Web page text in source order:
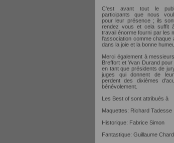
C'est avant tout le
participants que nous
pour leur présence ; ils
rendez vous et cela suffit
travail énorme fourni par les
l'association comme chaque
dans la joie et la bonne
Merci également à
Breffort et Yvan Durand
en tant que présidents de
juges qui donnent de
perdent des dixièmes
bénévolement.
Les Best of sont attribués à
Maquettes: Richard Tadesse
Historique: Fabrice Simon
Fantastique: Guillaume